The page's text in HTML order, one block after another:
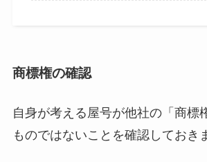
商標権の確認
自身が考える屋号が他社の「商標
ものではないことを確認しておき